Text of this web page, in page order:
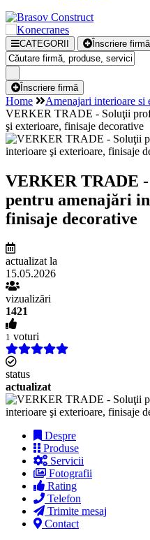
CATEGORII Înscriere firmă
Înscriere firmă
Home Amenajari interioare si
VERKER TRADE - Soluţii
şi exterioare, finisaje decorative
VERKER TRADE
pentru amenajări
finisaje decorative
actualizat la
15.05.2026
vizualizări
1421
1 voturi
status
actualizat
Despre
Produse
Servicii
Fotografii
Rating
Telefon
Trimite mesaj
Contact